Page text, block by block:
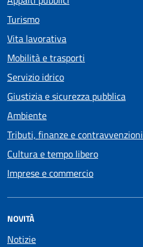
Turismo
Vita lavorativa
Mobilità e trasporti
Servizio idrico
Giustizia e sicurezza pubblica
Ambiente
Tributi, finanze e contravvenzioni
Cultura e tempo libero
Imprese e commercio
NOVITÀ
Notizie